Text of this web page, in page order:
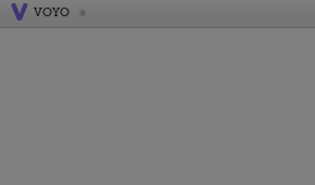
VOYO